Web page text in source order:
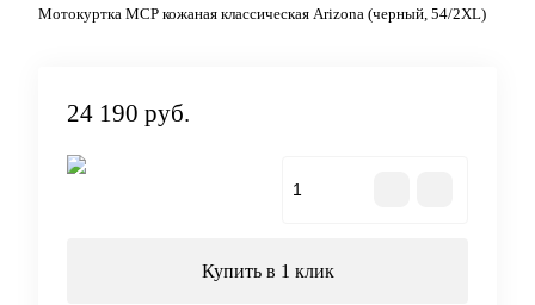
Мотокуртка MCP кожаная классическая Arizona (черный, 54/2XL)
24 190 руб.
Купить в 1 клик